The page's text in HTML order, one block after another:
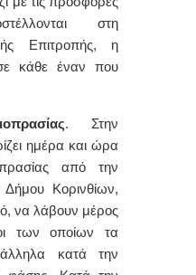
στη
Επιτροπής, η
σε κάθε έναν που
. Στην
ημέρα και ώρα
από την
Κορινθίων,
να λάβουν μέρος
των οποίων τα
κατά την